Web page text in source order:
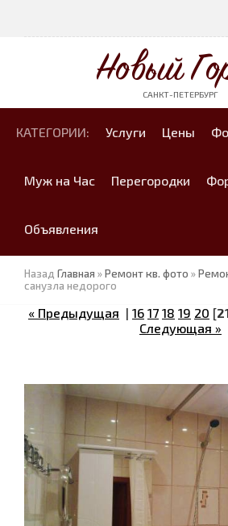
Новый
САНКТ-ПЕТЕРБУРГ
КАТЕГОРИИ: Услуги Цены
Муж на Час Перегородки
Объявления
Назад Главная »Ремонт кв. фото »
санузла недорого
« Предыдущая | 16 17 18 19 20 [
Следующая »